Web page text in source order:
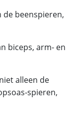
beenspieren,
biceps, arm- en
alleen de
spieren,